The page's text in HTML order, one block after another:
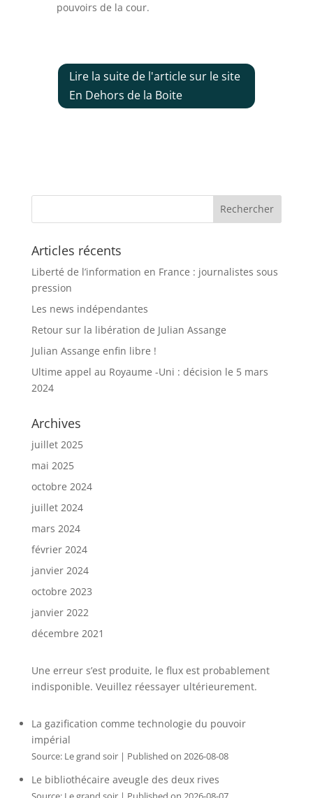
pouvoirs de la cour.
Lire la suite de l'article sur le site
En Dehors de la Boite
Articles récents
Liberté de l’information en France : journalistes sous
pression
Les news indépendantes
Retour sur la libération de Julian Assange
Julian Assange enfin libre !
Ultime appel au Royaume -Uni : décision le 5 mars
2024
Archives
juillet 2025
mai 2025
octobre 2024
juillet 2024
mars 2024
février 2024
janvier 2024
octobre 2023
janvier 2022
décembre 2021
Une erreur s’est produite, le flux est probablement
indisponible. Veuillez réessayer ultérieurement.
La gazification comme technologie du pouvoir
impérial
Source: Le grand soir Published on 2026-08-08
Le bibliothécaire aveugle des deux rives